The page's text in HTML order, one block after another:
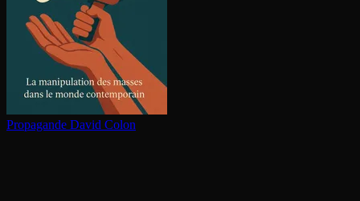
Propagande David Colon